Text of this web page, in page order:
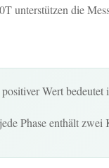
unterstützen die
Wert bedeutet
Phase enthält